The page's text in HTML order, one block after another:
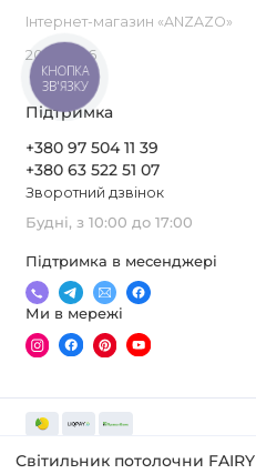
Світильник потолочни FAIRY
Інтернет-магазин «ANZAZO»
2019-2026
Підтримка
+380 97 504 11 39
+380 63 522 51 07
Зворотний дзвінок
Будні, з 10:00 до 17:00
Підтримка в месенджері
Ми в мережі
КНОПКА
ЗВ'ЯЗКУ